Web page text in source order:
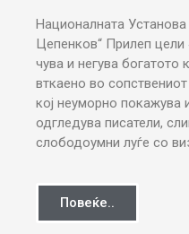
Националната
Цепенков“ Прилеп цели
чува и негува богатото
вткаено во
кој неуморно покажува
одгледува писатели,
слободоумни луѓе со
Повеќе..